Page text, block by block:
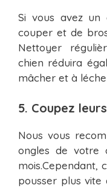
Si vous avez un
couper et de
Nettoyer
chien réduira
mâcher et à
5. Coupez
Nous vous
ongles de votre
mois.Cependant,
pousser plus vite